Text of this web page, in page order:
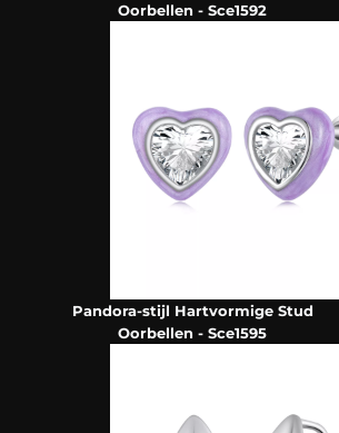
Oorbellen - Sce1592
Pandora-stijl Hartvormige Stud
Oorbellen - Sce1595